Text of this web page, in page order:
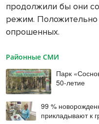
продолжили бы они
режим. Положительно
опрошенных.
Районные СМИ
Парк
50-летие
99 %
прикладывают к